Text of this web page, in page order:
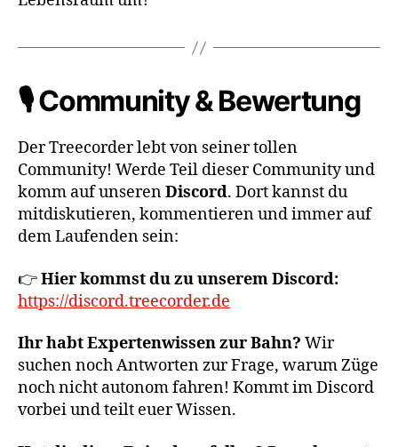
🎙️ Community & Bewertung
Der Treecorder lebt von seiner tollen
Community! Werde Teil dieser Community und
komm auf unserenDiscord. Dort kannst du
mitdiskutieren, kommentieren und immer auf
dem Laufenden sein:
👉Hier kommst du zu unserem Discord:
https://discord.treecorder.de
Ihr habt Expertenwissen zur Bahn? Wir
suchen noch Antworten zur Frage, warum Züge
noch nicht autonom fahren! Kommt im Discord
vorbei und teilt euer Wissen.